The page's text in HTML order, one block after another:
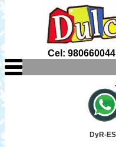
Cel: 980660044
DyR-